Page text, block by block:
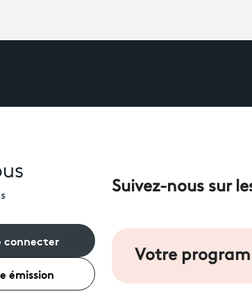
connecter
émission
Suivez-nous sur
Votre